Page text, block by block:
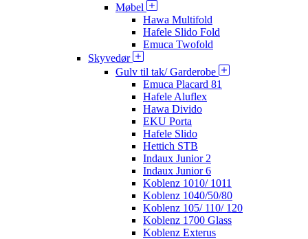
Møbel
Hawa Multifold
Hafele Slido Fold
Emuca Twofold
Skyvedør
Gulv til tak/ Garderobe
Emuca Placard 81
Hafele Aluflex
Hawa Divido
EKU Porta
Hafele Slido
Hettich STB
Indaux Junior 2
Indaux Junior 6
Koblenz 1010/ 1011
Koblenz 1040/50/80
Koblenz 105/ 110/ 120
Koblenz 1700 Glass
Koblenz Exterus